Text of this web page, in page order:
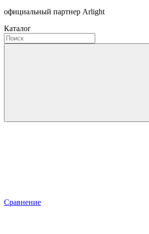
официальный партнер Arlight
Каталог
Сравнение